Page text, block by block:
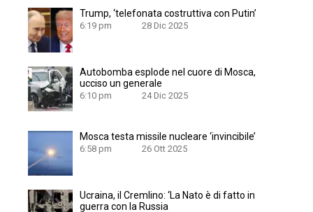
Trump, ‘telefonata costruttiva con Putin’
6:19 pm 28 Dic 2025
Autobomba esplode nel cuore di Mosca,
ucciso un generale
6:10 pm 24 Dic 2025
Mosca testa missile nucleare ‘invincibile’
6:58 pm 26 Ott 2025
Ucraina, il Cremlino: ‘La Nato è di fatto in
guerra con la Russia